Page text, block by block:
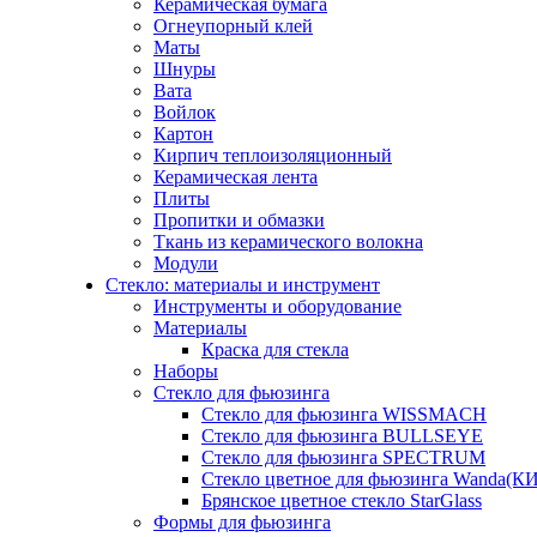
Керамическая бумага
Огнеупорный клей
Маты
Шнуры
Вата
Войлок
Картон
Кирпич теплоизоляционный
Керамическая лента
Плиты
Пропитки и обмазки
Ткань из керамического волокна
Модули
Стекло: материалы и инструмент
Инструменты и оборудование
Материалы
Краска для стекла
Наборы
Стекло для фьюзинга
Стекло для фьюзинга WISSMACH
Стекло для фьюзинга BULLSEYE
Стекло для фьюзинга SPECTRUM
Стекло цветное для фьюзинга
Брянское цветное стекло StarGlass
Формы для фьюзинга